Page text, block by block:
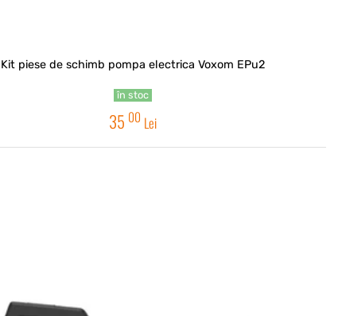
Kit piese de schimb pompa electrica Voxom EPu2
în stoc
35 00 Lei